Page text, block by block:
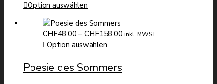
CHF125.00
Option auswählen
CHF48.00 – CHF158.00 Preisspanne:
inkl. MWST
Option auswählen
Poesie des Sommers